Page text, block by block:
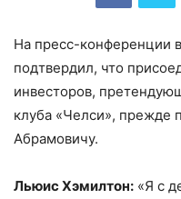
На пресс-конференции
подтвердил, что
инвесторов,
клуба «Челси», прежде
Абрамовичу.
Льюис Хэмилтон: «Я с